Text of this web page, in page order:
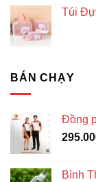
Túi
BÁN CHẠY
Đồng
Bình